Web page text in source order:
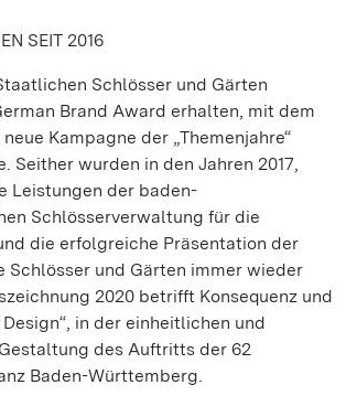
SEIT 2016
Schlösser und Gärten
Brand Award erhalten, mit dem
Kampagne der „Themenjahre“
Seither wurden in den Jahren 2017,
Leistungen der baden-
Schlösserverwaltung für die
die erfolgreiche Präsentation der
Schlösser und Gärten immer wieder
2020 betrifft Konsequenz und
in der einheitlichen und
des Auftritts der 62
Baden-Württemberg.